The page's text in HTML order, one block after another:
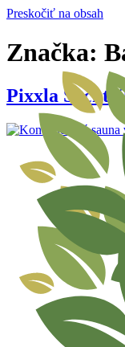
Preskočiť na obsah
Značka:
Pixxla